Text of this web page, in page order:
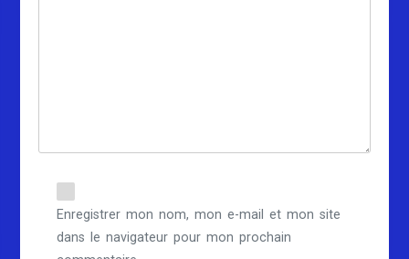
Enregistrer mon nom, mon e-mail et mon site
dans le navigateur pour mon prochain